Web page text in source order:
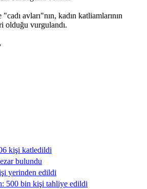
"cadı avları"nın, kadın katliamlarının
olduğu vurgulandı.
kişi katledildi
bulundu
yerinden edildi
500 bin kişi tahliye edildi